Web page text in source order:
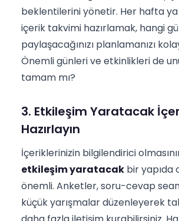
beklentilerini yönetir. Her hafta
içerik takvimi hazırlamak, hangi
paylaşacağınızı planlamanızı
Önemli günleri ve etkinlikleri de
tamam mı?
3. Etkileşim Yaratacak
Hazırlayın
İçeriklerinizin bilgilendirici
etkileşim yaratacak bir yapıda
önemli. Anketler, soru-cevap
küçük yarışmalar düzenleyerek